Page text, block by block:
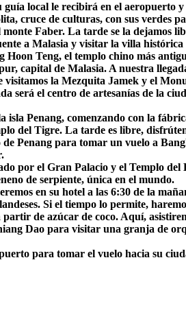
local le recibirá en el aeropuerto
cruce de culturas, con sus verdes
Faber. La tarde se la dejamos
a Malasia y visitar la villa
Teng, el templo chino más
capital de Malasia. A nuestra
la Mezquita Jamek y el
será el centro de artesanías de la
Penang, comenzando con la
del Tigre. La tarde es libre,
Penang para tomar un vuelo a
por el Gran Palacio y el Templo
de serpiente, única en el mundo.
en su hotel a las 6:30 de la
Si el tiempo lo permite,
de azúcar de coco. Aquí,
Dao para visitar una granja de
para tomar el vuelo hacia su